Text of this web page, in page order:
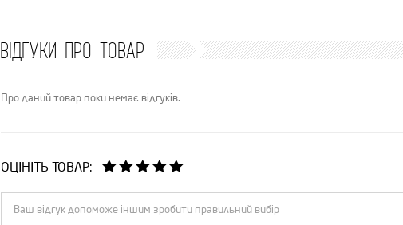
ВІДГУКИ ПРО ТОВАР
Про даний товар поки немає відгуків.
ОЦІНІТЬ ТОВАР: